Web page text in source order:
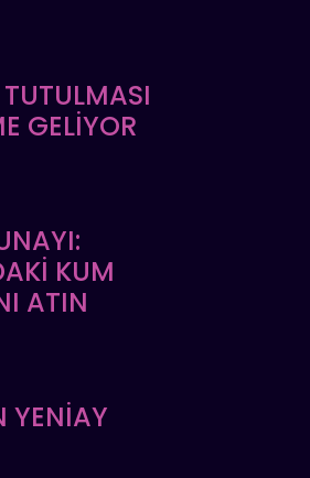
GELİYOR
KUM
ATIN
YENİAY